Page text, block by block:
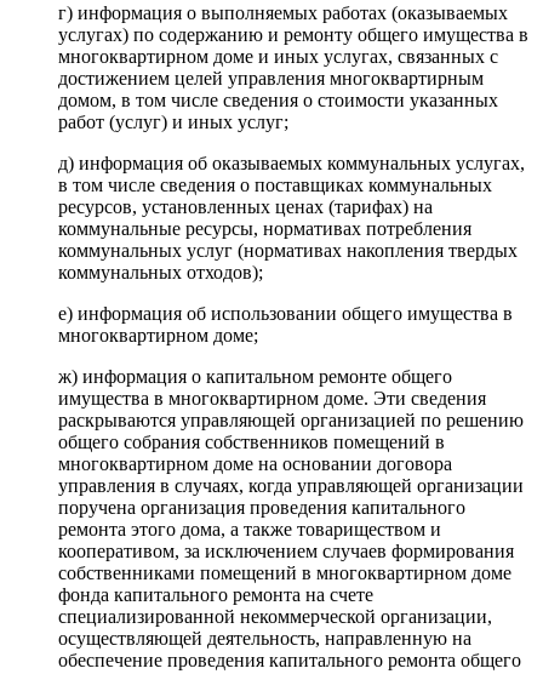
г) информация о выполняемых работах (оказываемых
услугах) по содержанию и ремонту общего имущества в
многоквартирном доме и иных услугах, связанных с
достижением целей управления многоквартирным
домом, в том числе сведения о стоимости указанных
работ (услуг) и иных услуг;
д) информация об оказываемых коммунальных услугах,
в том числе сведения о поставщиках коммунальных
ресурсов, установленных ценах (тарифах) на
коммунальные ресурсы, нормативах потребления
коммунальных услуг (нормативах накопления твердых
коммунальных отходов);
е) информация об использовании общего имущества в
многоквартирном доме;
ж) информация о капитальном ремонте общего
имущества в многоквартирном доме. Эти сведения
раскрываются управляющей организацией по решению
общего собрания собственников помещений в
многоквартирном доме на основании договора
управления в случаях, когда управляющей организации
поручена организация проведения капитального
ремонта этого дома, а также товариществом и
кооперативом, за исключением случаев формирования
собственниками помещений в многоквартирном доме
фонда капитального ремонта на счете
специализированной некоммерческой организации,
осуществляющей деятельность, направленную на
обеспечение проведения капитального ремонта общего